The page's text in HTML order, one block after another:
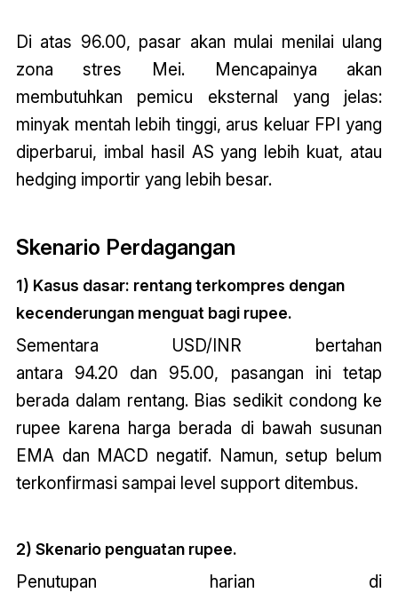
Di atas 96.00, pasar akan mulai menilai ulang
zona stres Mei. Mencapainya akan
membutuhkan pemicu eksternal yang jelas:
minyak mentah lebih tinggi, arus keluar FPI yang
diperbarui, imbal hasil AS yang lebih kuat, atau
hedging importir yang lebih besar.
Skenario Perdagangan
1) Kasus dasar: rentang terkompres dengan
kecenderungan menguat bagi rupee.
Sementara USD/INR bertahan
antara 94.20 dan 95.00, pasangan ini tetap
berada dalam rentang. Bias sedikit condong ke
rupee karena harga berada di bawah susunan
EMA dan MACD negatif. Namun, setup belum
terkonfirmasi sampai level support ditembus.
2) Skenario penguatan rupee.
Penutupan harian di